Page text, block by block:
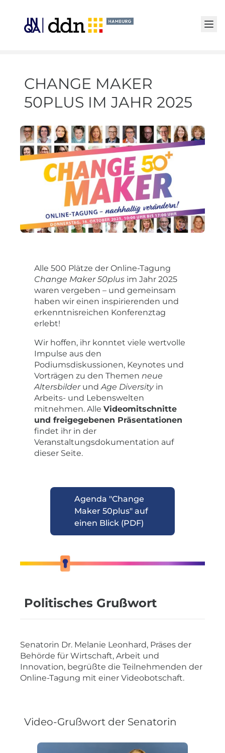
CHANGE MAKER
50PLUS IM JAHR 2025
Alle 500 Plätze der Online-Tagung
Change Maker 50plus im Jahr 2025
waren vergeben – und gemeinsam
haben wir einen inspirierenden und
erkenntnisreichen Konferenztag
erlebt!
Wir hoffen, ihr konntet viele wertvolle
Impulse aus den
Podiumsdiskussionen, Keynotes und
Vorträgen zu den Themen neue
AltersbilderundAge Diversityin
Arbeits- und Lebenswelten
mitnehmen. Alle Videomitschnitte
und freigegebenen Präsentationen
findet ihr in der
Veranstaltungsdokumentation auf
dieser Seite.
Agenda "Change
Maker 50plus" auf
einen Blick (PDF)
Politisches Grußwort
Senatorin Dr. Melanie Leonhard, Präses der
Behörde für Wirtschaft, Arbeit und
Innovation, begrüßte die Teilnehmenden der
Online-Tagung mit einer Videobotschaft.
Video-Grußwort der Senatorin